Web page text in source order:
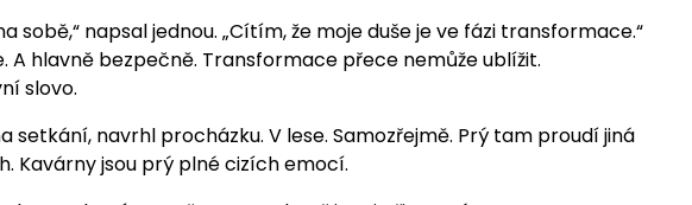
sobě,“ napsal jednou. „Cítím, že moje duše je ve fázi transformace.“
A hlavně bezpečně. Transformace přece nemůže ublížit.
slovo.
setkání, navrhl procházku. V lese. Samozřejmě. Prý tam proudí jiná
Kavárny jsou prý plné cizích emocí.